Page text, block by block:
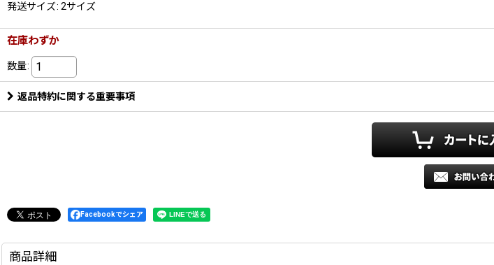
発送サイズ: 2サイズ
在庫わずか
数量:
返品特約に関する重要事項
Facebookでシェア
商品詳細